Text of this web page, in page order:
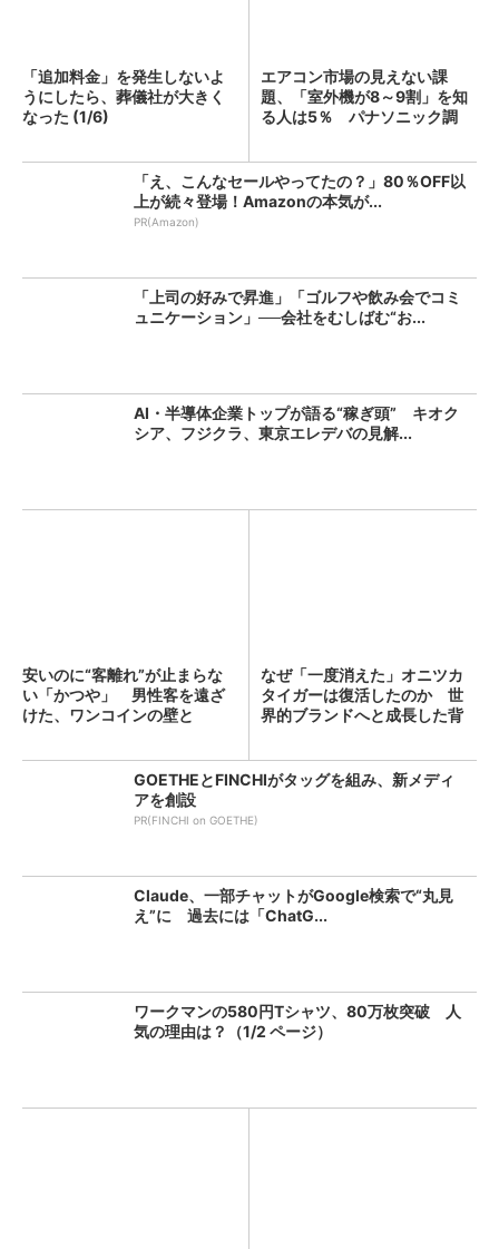
「追加料金」を発生しないよ
うにしたら、葬儀社が大きく
なった (1/6)
エアコン市場の見えない課
題、「室外機が8～9割」を知
る人は5％ パナソニック調
「え、こんなセールやってたの？」80％OFF以
上が続々登場！Amazonの本気が...
PR(Amazon)
「上司の好みで昇進」「ゴルフや飲み会でコミ
ュニケーション」──会社をむしばむ“お...
AI・半導体企業トップが語る“稼ぎ頭” キオク
シア、フジクラ、東京エレデバの見解...
安いのに“客離れ”が止まらな
い「かつや」 男性客を遠ざ
けた、ワンコインの壁と
なぜ「一度消えた」オニツカ
タイガーは復活したのか 世
界的ブランドへと成長した背
GOETHEとFINCHIがタッグを組み、新メディ
アを創設
PR(FINCHI on GOETHE)
Claude、一部チャットがGoogle検索で“丸見
え”に 過去には「ChatG...
ワークマンの580円Tシャツ、80万枚突破 人
気の理由は？（1/2 ページ）